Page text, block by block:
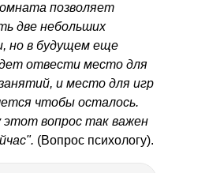
позволяет
две небольших
но в будущем еще
отвести место для
и место для игр
чтобы осталось.
вопрос так важен
(Вопрос психологу).